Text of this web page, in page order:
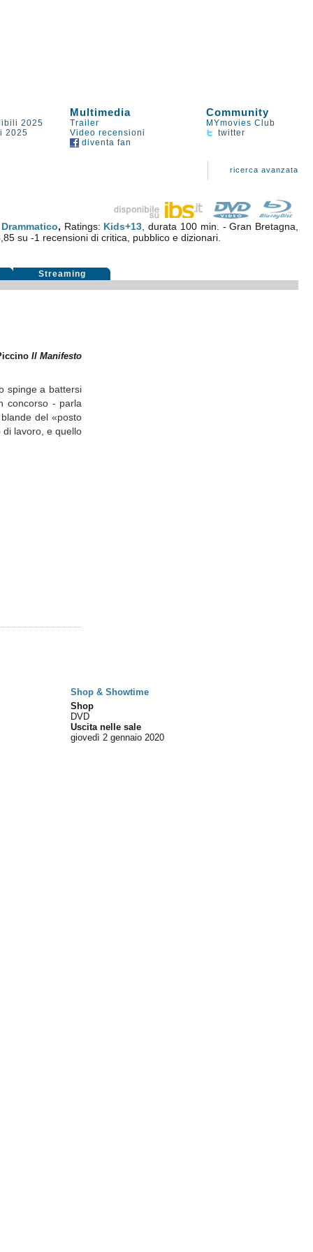
Multimedia Community
2025 Trailer
MYmovies Club
2025 Video recensioni
twitter
diventa fan
ricerca avanzata
Drammatico, Ratings: Kids+13 , durata 100 min. - Gran Bretagna,
su -1 recensioni di critica, pubblico e dizionari.
Streaming
Il Manifesto
spinge a battersi
concorso - parla
del «posto
lavoro, e quello
Shop & Showtime
Shop
DVD
Uscita nelle sale
giovedì 2 gennaio 2020